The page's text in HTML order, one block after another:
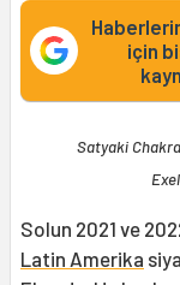
için
Satyaki
Solun 2021 ve
Latin Amerika